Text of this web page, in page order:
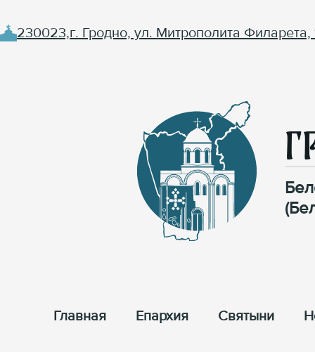
230023,г. Гродно, ул. Митрополита Филарета,
Главная Епархия Cвятыни